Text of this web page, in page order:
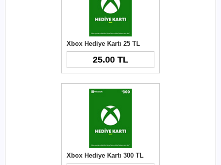
Xbox Hediye Kartı 25 TL
25.00 TL
Xbox Hediye Kartı 300 TL